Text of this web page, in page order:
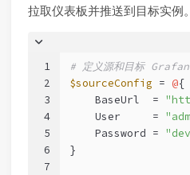
拉取仪表板并推送到目标实例。
1
2
3
4
5
6
7
# 定义源和目标
$sourceConfig = @{
    BaseUrl  =
    User     =
    Password =
}